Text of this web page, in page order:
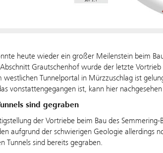
heute wieder ein großer Meilenstein beim
Grautschenhof wurde der letzte
westlichen Tunnelportal in Mürzzuschlag ist
vonstattengegangen ist, kann hier
sind gegraben
der Vortriebe beim Bau des
aufgrund der schwierigen Geologie allerdings
Tunnels sind bereits gegraben.